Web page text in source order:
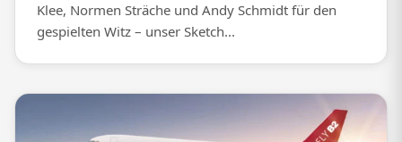
Klee, Normen Sträche und Andy Schmidt für den
gespielten Witz – unser Sketch...